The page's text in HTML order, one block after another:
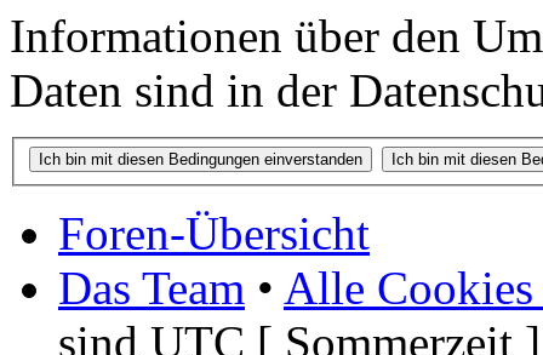
Informationen über den
Daten sind in der
Foren-Übersicht
Das Team • Alle Cookies
sind UTC [ Sommerzeit ]